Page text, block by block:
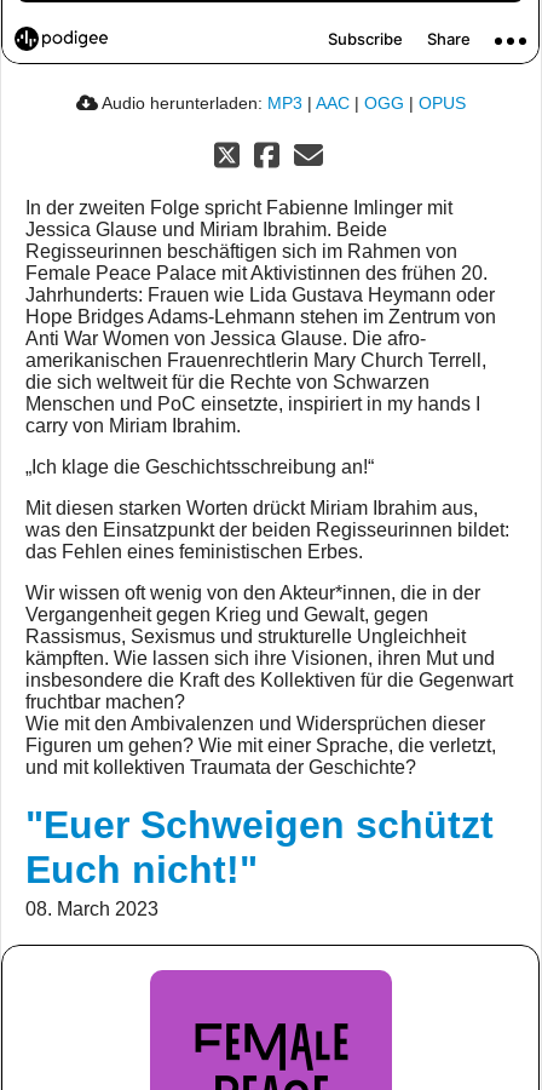
Audio herunterladen: MP3 | AAC | OGG | OPUS
In der zweiten Folge spricht Fabienne Imlinger mit
Jessica Glause und Miriam Ibrahim. Beide
Regisseurinnen beschäftigen sich im Rahmen von
Female Peace Palace mit Aktivistinnen des frühen 20.
Jahrhunderts: Frauen wie Lida Gustava Heymann oder
Hope Bridges Adams-Lehmann stehen im Zentrum von
Anti War Women von Jessica Glause. Die afro-
amerikanischen Frauenrechtlerin Mary Church Terrell,
die sich weltweit für die Rechte von Schwarzen
Menschen und PoC einsetzte, inspiriert in my hands I
carry von Miriam Ibrahim.
„Ich klage die Geschichtsschreibung an!“
Mit diesen starken Worten drückt Miriam Ibrahim aus,
was den Einsatzpunkt der beiden Regisseurinnen bildet:
das Fehlen eines feministischen Erbes.
Wir wissen oft wenig von den Akteur*innen, die in der
Vergangenheit gegen Krieg und Gewalt, gegen
Rassismus, Sexismus und strukturelle Ungleichheit
kämpften. Wie lassen sich ihre Visionen, ihren Mut und
insbesondere die Kraft des Kollektiven für die Gegenwart
fruchtbar machen?
Wie mit den Ambivalenzen und Widersprüchen dieser
Figuren um gehen? Wie mit einer Sprache, die verletzt,
und mit kollektiven Traumata der Geschichte?
"Euer Schweigen schützt
Euch nicht!"
08. March 2023